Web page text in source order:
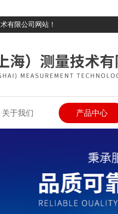
有限公司网站！
关于我们 产品中心